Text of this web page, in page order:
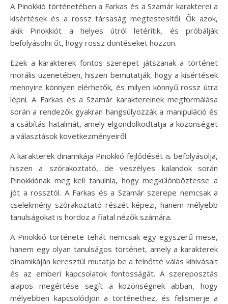
A Pinokkió történetében a Farkas és a Szamár karakterei a
kísértések és a rossz társaság megtestesítői. Ők azok,
akik Pinokkiót a helyes útról letérítik, és próbálják
befolyásolni őt, hogy rossz döntéseket hozzon.
Ezek a karakterek fontos szerepet játszanak a történet
morális üzenetében, hiszen bemutatják, hogy a kísértések
mennyire könnyen elérhetők, és milyen könnyű rossz útra
lépni. A Farkas és a Szamár karaktereinek megformálása
során a rendezők gyakran hangsúlyozzák a manipuláció és
a csábítás hatalmát, amely elgondolkodtatja a közönséget
a választások következményeiről.
A karakterek dinamikája Pinokkió fejlődését is befolyásolja,
hiszen a szórakoztató, de veszélyes kalandok során
Pinokkiónak meg kell tanulnia, hogy megkülönböztesse a
jót a rossztól. A Farkas és a Szamár szerepe nemcsak a
cselekmény szórakoztató részét képezi, hanem mélyebb
tanulságokat is hordoz a fiatal nézők számára.
A Pinokkió története tehát nemcsak egy egyszerű mese,
hanem egy olyan tanulságos történet, amely a karakterek
dinamikáján keresztül mutatja be a felnőtté válás kihívásait
és az emberi kapcsolatok fontosságát. A szereposztás
alapos megértése segít a közönségnek abban, hogy
mélyebben kapcsolódjon a történethez, és felismerje a